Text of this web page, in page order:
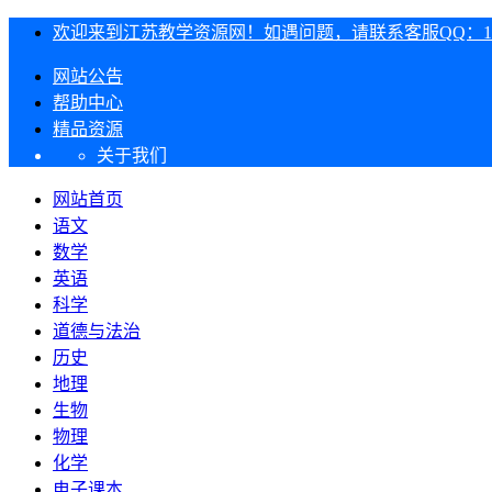
欢迎来到江苏教学资源网！如遇问题，请联系客服QQ：
网站公告
帮助中心
精品资源
关于我们
网站首页
语文
数学
英语
科学
道德与法治
历史
地理
生物
物理
化学